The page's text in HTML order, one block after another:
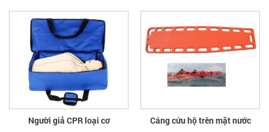
Người giả CPR loại cơ Cáng cứu hộ trên mặt nước